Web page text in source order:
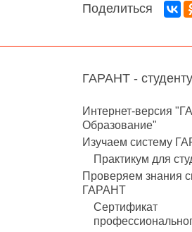
Поделиться
ГАРАНТ -
Интернет-версия
Образование"
Изучаем систему
Практикум для
Проверяем знания
ГАРАНТ
Сертификат